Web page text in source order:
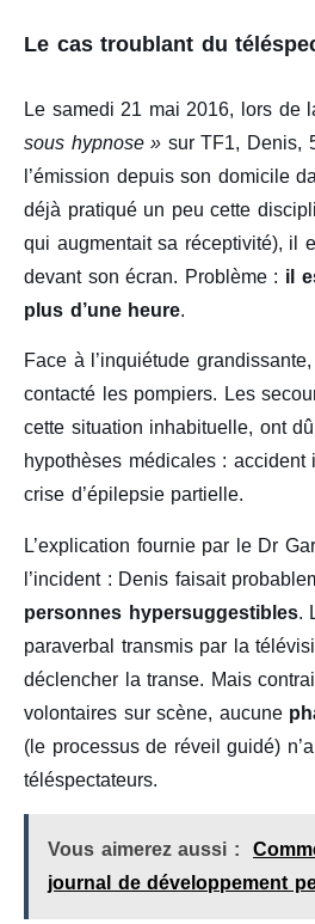
Le cas troublant du
Le samedi 21 mai 2016, lors de
sous hypnose » sur TF1, Denis,
l’émission depuis son domicile
déjà pratiqué un peu cette
qui augmentait sa réceptivité), il
devant son écran. Problème : il
plus d’une heure.
Face à l’inquiétude
contacté les pompiers. Les
cette situation inhabituelle, ont
hypothèses médicales : accident
crise d’épilepsie partielle.
L’explication fournie par le Dr
l’incident : Denis faisait
personnes hypersuggestibles.
paraverbal transmis par la
déclencher la transe. Mais
volontaires sur scène, aucune
(le processus de réveil guidé)
téléspectateurs.
Vous aimerez aussi :
journal de développement